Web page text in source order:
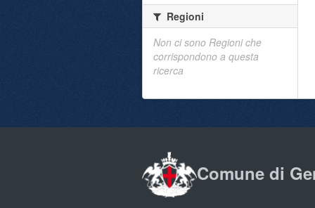
Regioni
Non ci sono Regioni che
corrispondono a questa
ricerca
Comune di